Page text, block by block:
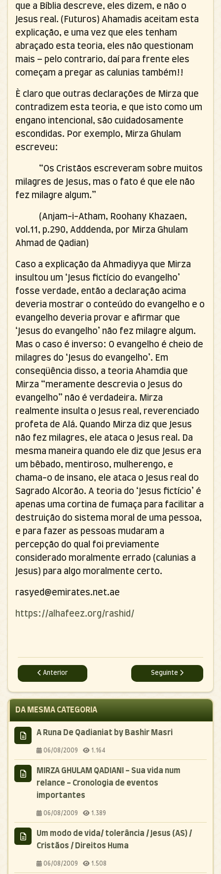
que a Bíblia descreve, eles dizem, e não o
Jesus real. (Futuros) Ahamadis aceitam esta
explicação, e uma vez que eles tenham
abraçado esta teoria, eles não questionam
mais – pelo contrario, daí para frente eles
começam a pregar as calunias também!!
È claro que outras declarações de Mirza que
contradizem esta teoria, e que isto como um
engano intencional, são cuidadosamente
escondidas. Por exemplo, Mirza Ghulam
escreveu:
“Os Cristãos escreveram sobre muitos
milagres de Jesus, mas o fato é que ele não
fez milagre algum.”
(Anjam-i-Atham, Roohany Khazaen,
vol.11, p.290, Adddenda, por Mirza Ghulam
Ahmad de Qadian)
Caso a explicação da Ahmadiyya que Mirza
insultou um ‘Jesus fictício do evangelho’
fosse verdade, então a declaração acima
deveria mostrar o conteúdo do evangelho e o
evangelho deveria provar e afirmar que
‘Jesus do evangelho’ não fez milagre algum.
Mas o caso é inverso: O evangelho é cheio de
milagres do ‘Jesus do evangelho’. Em
conseqüência disso, a teoria Ahamdia que
Mirza “meramente descrevia o Jesus do
evangelho” não é verdadeira. Mirza
realmente insulta o Jesus real, reverenciado
profeta de Alá. Quando Mirza diz que Jesus
não fez milagres, ele ataca o Jesus real. Da
mesma maneira quando ele diz que Jesus era
um bêbado, mentiroso, mulherengo, e
chama-o de insano, ele ataca o Jesus real do
Sagrado Alcorão. A teoria do ‘Jesus fictício’ é
apenas uma cortina de fumaça para facilitar a
destruição do sistema moral de uma pessoa,
e para fazer as pessoas mudaram a
percepção do qual foi previamente
considerado moralmente errado (calunias a
Jesus) para algo moralmente certo.
rasyed@emirates.net.ae
https://alhafeez.org/rashid/
Artigo anterior: Suborno &amp; Mirza Ghulam
Anterior Artigo seguinte: Uma
Seguinte
DA MESMA CATEGORIA
A Runa De Qadianiat by Bashir Masri
06/08/2009 1.164
MIRZA GHULAM QADIANI - Sua vida num
relance - Cronologia de eventos
importantes
06/08/2009 1.389
Um modo de vida/ tolerância / Jesus (AS) /
Cristãos / Direitos Huma
06/08/2009 1.508